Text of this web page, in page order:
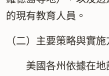
的現有教育人員。
（二）主要策略與實
美國各州依據在地